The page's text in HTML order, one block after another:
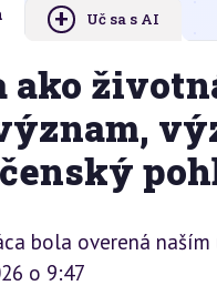
+ Uč sa s AI
ako
bola overená
o 9:47